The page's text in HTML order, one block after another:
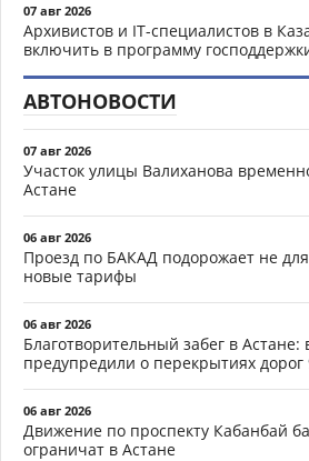
07 авг 2026
Архивистов и IT-специалистов в
включить в программу
АВТОНОВОСТИ
07 авг 2026
Участок улицы Валиханова
Астане
06 авг 2026
Проезд по БАКАД подорожает не для
новые тарифы
06 авг 2026
Благотворительный забег в Астане:
предупредили о перекрытиях дорог
06 авг 2026
Движение по проспекту Кабанбай
ограничат в Астане